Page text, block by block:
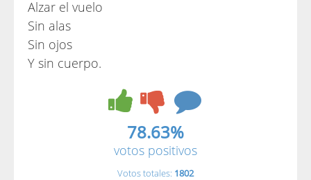
Alzar el vuelo
Sin alas
Sin ojos
Y sin cuerpo.
78.63%
votos positivos
Votos totales: 1802